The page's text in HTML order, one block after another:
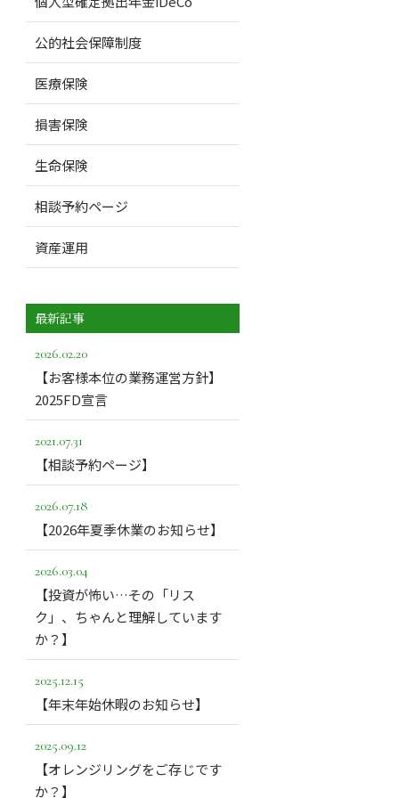
公的社会保障制度
医療保険
損害保険
生命保険
相談予約ページ
資産運用
最新記事
2026.02.20
【お客様本位の業務運営方針】
2025FD宣言
2021.07.31
【相談予約ページ】
2026.07.18
【2026年夏季休業のお知らせ】
2026.03.04
【投資が怖い…その「リス
ク」、ちゃんと理解しています
か？】
2025.12.15
【年末年始休暇のお知らせ】
2025.09.12
【オレンジリングをご存じです
か？】